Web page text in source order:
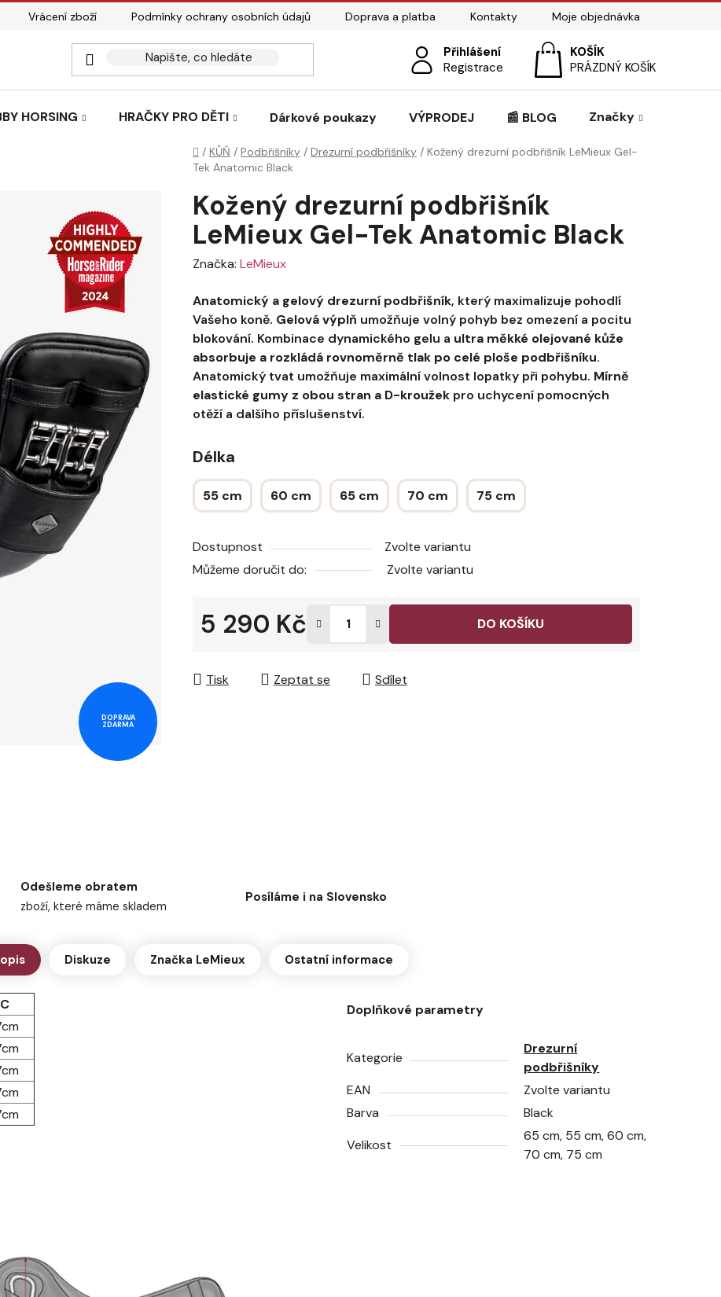
Vrácení zboží Podmínky ochrany osobních údajů Doprava a platba Kontakty Moje objednávka
Přihlášení
Registrace
NÁKUPNÍ
KOŠÍK
PRÁZDNÝ KOŠÍK
HORSING HRAČKY PRO DĚTI Dárkové poukazy VÝPRODEJ 📰 BLOG Značky
Domů
/ KŮŇ / Podbřišníky / Drezurní podbřišníky / Kožený drezurní podbřišník LeMieux Gel-
Tek Anatomic Black
Kožený drezurní podbřišník
LeMieux Gel-Tek Anatomic Black
Značka: LeMieux
Anatomický a gelový drezurní podbřišník, který maximalizuje pohodlí
Vašeho koně. Gelová výplň umožňuje volný pohyb bez omezení a pocitu
blokování. Kombinace dynamického gelu a ultra měkké olejované kůže
absorbuje a rozkládá rovnoměrně tlak po celé ploše podbřišníku.
Anatomický tvat umožňuje maximální volnost lopatky při pohybu. Mírně
elastické gumy z obou stran a D-kroužek pro uchycení pomocných
otěží a dalšího příslušenství.
Délka
55 cm 60 cm 65 cm 70 cm 75 cm
Dostupnost
Zvolte variantu
Můžeme doručit do:
Zvolte variantu
5 290 Kč DO KOŠÍKU
Tisk Zeptat se Sdílet
DOPRAVA
ZDARMA
Odešleme obratem
zboží, které máme skladem
Posíláme i na Slovensko
Diskuze Značka LeMieux Ostatní informace
C
Doplňkové parametry
Kategorie
Drezurní
podbřišníky
EAN
Zvolte variantu
Barva
Black
Velikost
65 cm, 55 cm, 60 cm,
70 cm, 75 cm